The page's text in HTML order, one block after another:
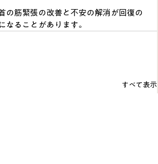
の筋緊張の改善と不安の解消が回復の
なることがあります。
すべて表示